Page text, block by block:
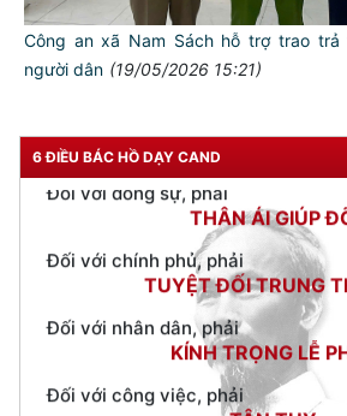
Công an xã Nam Sách hỗ trợ trao
người dân (19/05/2026 15:21)
6 ĐIỀU BÁC HỒ DẠY CAND
Đối với tự mình, phải
CẦN, KIỆM, LIÊM,
THÂN ÁI GIÚP
Đối với chính phủ, phải
TUYỆT ĐỐI TRUNG
Đối với nhân dân, phải
KÍNH TRỌNG LỄ
Đối với công việc, phải
TẬN TỤY
CƯƠNG QUYẾT, KHÔN